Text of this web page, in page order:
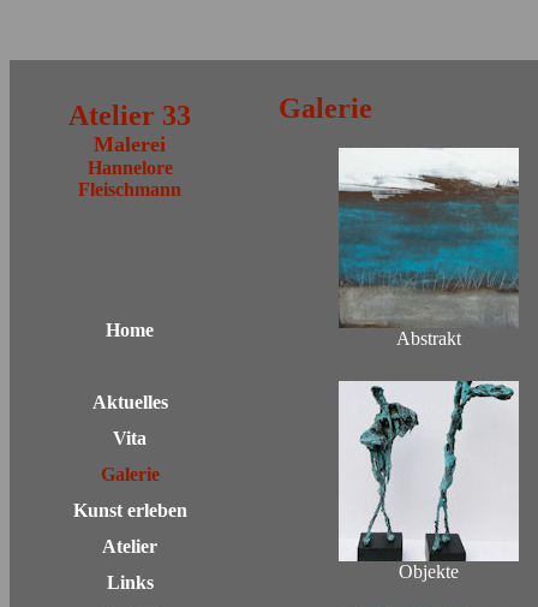
Atelier 33
Malerei
Hannelore
Fleischmann
Galerie
Abstrakt
Objekte
Home
Aktuelles
Vita
Galerie
Kunst erleben
Atelier
Links